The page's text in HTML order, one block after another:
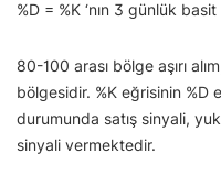
%D = %K ‘nın 3 günlük
80-100 arası bölge aşırı
bölgesidir. %K eğrisinin %D
durumunda satış sinyali,
sinyali vermektedir.